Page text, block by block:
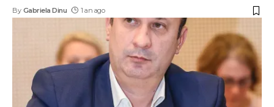
By Gabriela Dinu 1 an ago